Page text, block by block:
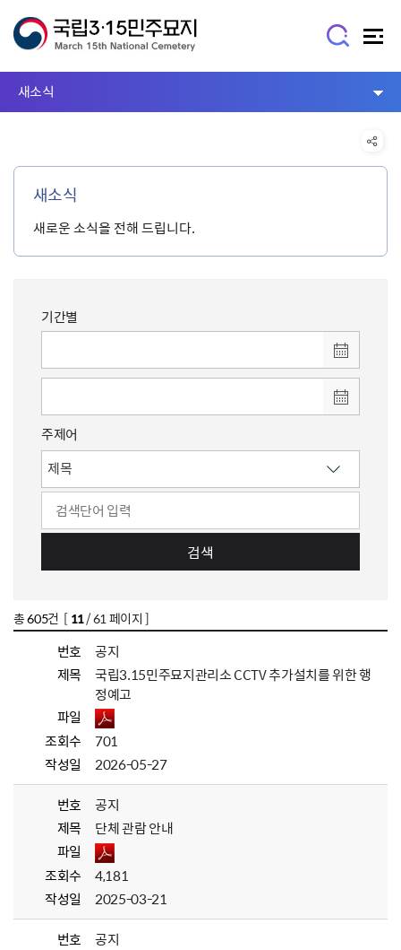
새소식
새소식
새로운 소식을 전해 드립니다.
기간별
주제어
검색
총605건 [ 11/ 61 페이지 ]
번호
공지
제목
국립3.15민주묘지관리소 CCTV 추가설치를 위한 행
정예고
파일
조회수
701
작성일
2026-05-27
번호
공지
제목
단체 관람 안내
파일
조회수
4,181
작성일
2025-03-21
번호
공지